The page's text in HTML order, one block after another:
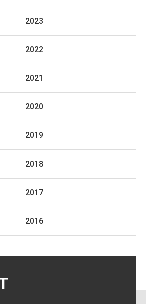
2023
2022
2021
2020
2019
2018
2017
2016